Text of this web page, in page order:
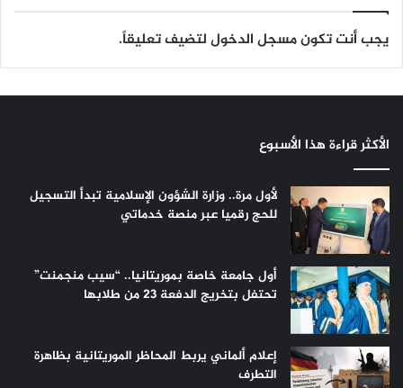
يجب أنت تكونمسجل الدخوللتضيف تعليقاً.
الأكثر قراءة هذا الأسبوع
لأول مرة.. وزارة الشؤون الإسلامية تبدأ التسجيل
للحج رقميا عبر منصة خدماتي
أول جامعة خاصة بموريتانيا.. “سيب منجمنت”
تحتفل بتخريج الدفعة 23 من طلابها
إعلام ألماني يربط المحاظر الموريتانية بظاهرة
التطرف